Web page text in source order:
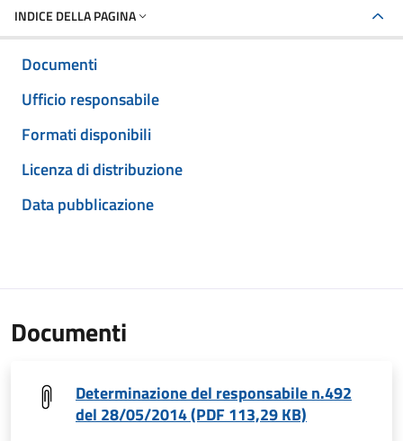
INDICE DELLA PAGINA
Documenti
Ufficio responsabile
Formati disponibili
Licenza di distribuzione
Data pubblicazione
Documenti
Determinazione del responsabile n.492
del 28/05/2014 (PDF 113,29 KB)